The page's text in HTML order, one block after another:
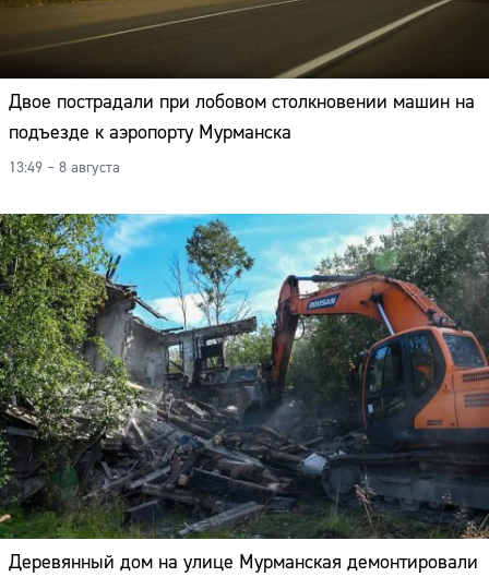
Двое пострадали при лобовом столкновении машин на
подъезде к аэропорту Мурманска
13:49 – 8 августа
Деревянный дом на улице Мурманская демонтировали